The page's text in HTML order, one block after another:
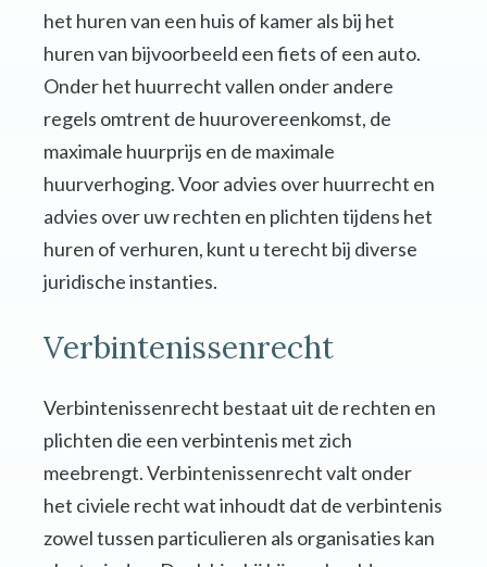
het huren van een huis of kamer als bij het
huren van bijvoorbeeld een fiets of een auto.
Onder het huurrecht vallen onder andere
regels omtrent de huurovereenkomst, de
maximale huurprijs en de maximale
huurverhoging. Voor advies over huurrecht en
advies over uw rechten en plichten tijdens het
huren of verhuren, kunt u terecht bij diverse
juridische instanties.
Verbintenissenrecht
Verbintenissenrecht bestaat uit de rechten en
plichten die een verbintenis met zich
meebrengt. Verbintenissenrecht valt onder
het civiele recht wat inhoudt dat de verbintenis
zowel tussen particulieren als organisaties kan